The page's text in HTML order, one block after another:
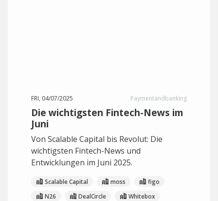
FRI, 04/07/2025 Paymentandbanking
Die wichtigsten Fintech-News im
Juni
Von Scalable Capital bis Revolut: Die
wichtigsten Fintech-News und
Entwicklungen im Juni 2025.
Scalable Capital moss
figo
N26
DealCircle Whitebox